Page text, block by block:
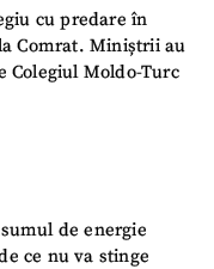
cu predare în
Comrat. Miniștrii au
Moldo-Turc
de energie
ce nu va stinge